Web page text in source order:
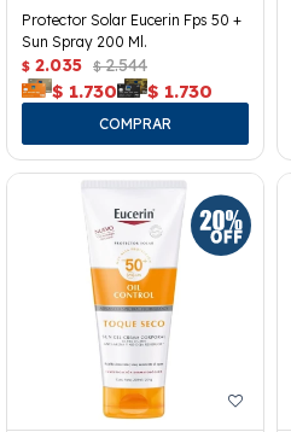
Protector Solar Eucerin Fps 50 +
Sun Spray 200 Ml.
$ 2.035 $ 2.544
$ 1.730 $ 1.730